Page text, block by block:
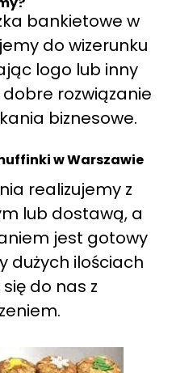
bankietowe w
do wizerunku
logo lub inny
rozwiązanie
biznesowe.
w Warszawie
realizujemy z
lub dostawą, a
jest gotowy
dużych ilościach
do nas z